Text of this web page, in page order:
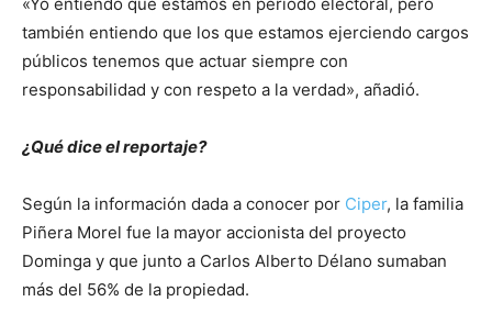
también entiendo que los que estamos ejerciendo cargos
públicos tenemos que actuar siempre con
responsabilidad y con respeto a la verdad», añadió.
¿Qué dice el reportaje?
Según la información dada a conocer por Ciper, la familia
Piñera Morel fue la mayor accionista del proyecto
Dominga y que junto a Carlos Alberto Délano sumaban
más del 56% de la propiedad.